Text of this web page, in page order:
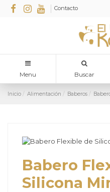
Contacto
Menu Buscar
Inicio Alimentación Baberos
Babero
Silicona